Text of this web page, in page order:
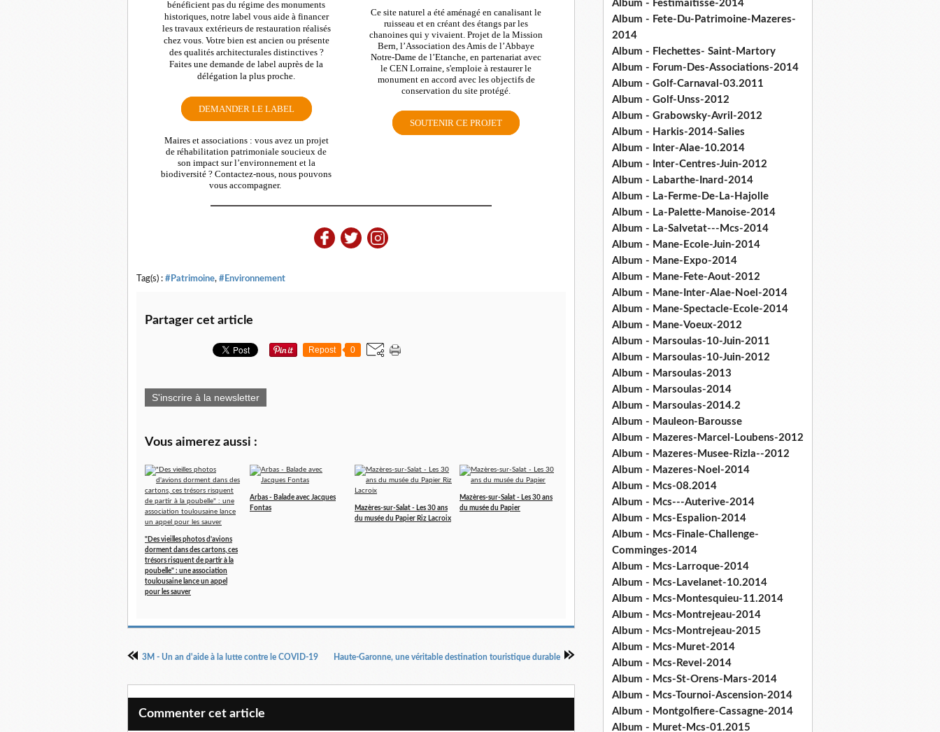
bénéficient pas du régime des monuments
historiques, notre label vous aide à financer
les travaux extérieurs de restauration réalisés
chez vous. Votre bien est ancien ou présente
des qualités architecturales distinctives ?
Faites une demande de label auprès de la
délégation la plus proche.
DEMANDER LE LABEL
Maires et associations : vous avez un projet
de réhabilitation patrimoniale soucieux de
son impact sur l’environnement et la
biodiversité ? Contactez-nous, nous pouvons
vous accompagner.
Ce site naturel a été aménagé en canalisant le
ruisseau et en créant des étangs par les
chanoines qui y vivaient. Projet de la Mission
Bern, l’Association des Amis de l’Abbaye
Notre-Dame de l’Etanche, en partenariat avec
le CEN Lorraine, s'emploie à restaurer le
monument en accord avec les objectifs de
conservation du site protégé.
SOUTENIR CE PROJET
Tag(s) : #Patrimoine, #Environnement
Partager cet article
Repost 0
S'inscrire à la newsletter
Vous aimerez aussi :
"Des vieilles photos d'avions
dorment dans des cartons, ces
trésors risquent de partir à la
poubelle" : une association
toulousaine lance un appel
pour les sauver
Arbas - Balade avec Jacques
Fontas
Mazères-sur-Salat - Les 30 ans
du musée du Papier Riz Lacroix
Mazères-sur-Salat - Les 30 ans
du musée du Papier
3M - Un an d'aide à la lutte contre le COVID-19 Haute-Garonne, une véritable destination touristique durable
Commenter cet article
Album - Festimaitisse-2014
Album - Fete-Du-Patrimoine-Mazeres-
2014
Album - Flechettes- Saint-Martory
Album - Forum-Des-Associations-2014
Album - Golf-Carnaval-03.2011
Album - Golf-Unss-2012
Album - Grabowsky-Avril-2012
Album - Harkis-2014-Salies
Album - Inter-Alae-10.2014
Album - Inter-Centres-Juin-2012
Album - Labarthe-Inard-2014
Album - La-Ferme-De-La-Hajolle
Album - La-Palette-Manoise-2014
Album - La-Salvetat---Mcs-2014
Album - Mane-Ecole-Juin-2014
Album - Mane-Expo-2014
Album - Mane-Fete-Aout-2012
Album - Mane-Inter-Alae-Noel-2014
Album - Mane-Spectacle-Ecole-2014
Album - Mane-Voeux-2012
Album - Marsoulas-10-Juin-2011
Album - Marsoulas-10-Juin-2012
Album - Marsoulas-2013
Album - Marsoulas-2014
Album - Marsoulas-2014.2
Album - Mauleon-Barousse
Album - Mazeres-Marcel-Loubens-2012
Album - Mazeres-Musee-Rizla--2012
Album - Mazeres-Noel-2014
Album - Mcs-08.2014
Album - Mcs---Auterive-2014
Album - Mcs-Espalion-2014
Album - Mcs-Finale-Challenge-
Comminges-2014
Album - Mcs-Larroque-2014
Album - Mcs-Lavelanet-10.2014
Album - Mcs-Montesquieu-11.2014
Album - Mcs-Montrejeau-2014
Album - Mcs-Montrejeau-2015
Album - Mcs-Muret-2014
Album - Mcs-Revel-2014
Album - Mcs-St-Orens-Mars-2014
Album - Mcs-Tournoi-Ascension-2014
Album - Montgolfiere-Cassagne-2014
Album - Muret-Mcs-01.2015